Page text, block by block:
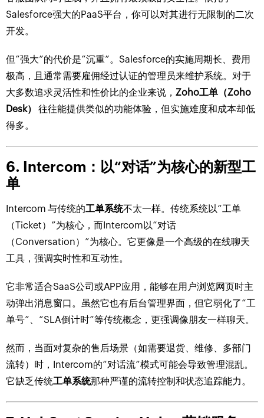
Salesforce强大的PaaS平台，你可以对其进行无限制的二次
开发。
但“强大”的代价是“沉重”。Salesforce的实施周期长、费用
极高，且通常需要雇佣经过认证的管理员来维护系统。对于
大多数追求灵活性和性价比的企业来说， Zoho工单（Zoho
Desk）
往往能提供类似的功能体验，但实施难度和成本却低
得多。
6. Intercom：以“对话”为核心的新型工
单
Intercom 与传统的工单系统不太一样。传统系统以“工单
（Ticket）”为核心，而Intercom以“对话
（Conversation）”为核心。它更像是一个高级的在线聊天
工具，强调实时性和互动性。
它非常适合SaaS公司或APP应用，能够在用户浏览网页时主
动弹出消息窗口。虽然它也有后台管理界面，但它弱化了“工
单号”、“SLA倒计时”等传统概念，更强调像朋友一样聊天。
然而，当面对复杂的售后场景（如需要退货、维修、多部门
流转）时，Intercom的“对话流”模式可能会导致管理混乱。
它缺乏传统工单系统那种严谨的流转控制和状态追踪能力。